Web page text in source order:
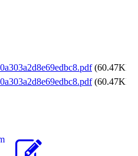
(60.47KB)
(60.47KB)